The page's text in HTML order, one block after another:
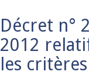
Décret n°
2012
les